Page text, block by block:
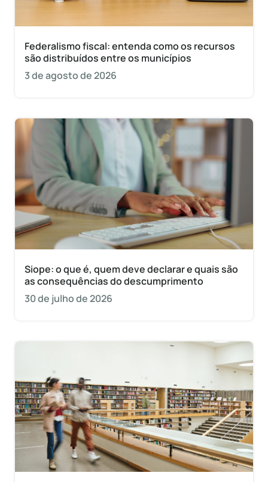
Federalismo fiscal: entenda como os recursos
são distribuídos entre os municípios
3 de agosto de 2026
Siope: o que é, quem deve declarar e quais são
as consequências do descumprimento
30 de julho de 2026